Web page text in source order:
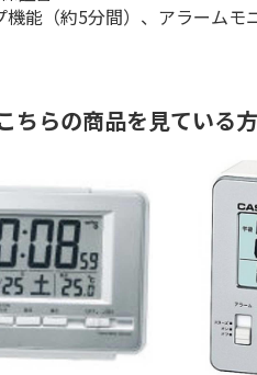
能（約5分間）、アラーム
ちらの商品を見ている